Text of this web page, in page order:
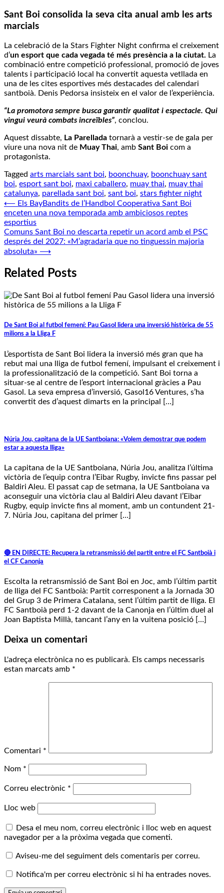
Sant Boi consolida la seva cita anual amb les arts
marcials
La celebració de la Stars Fighter Night confirma el creixement
d’un esport que cada vegada té més presència a la ciutat. La
combinació entre competició professional, promoció de joves
talents i participació local ha convertit aquesta vetllada en
una de les cites esportives més destacades del calendari
santboià. Denis Pedorsa insisteix en el valor de l’experiència.
“La promotora sempre busca garantir qualitat i espectacle. Qui
vingui veurà combats increïbles”, conclou.
Aquest dissabte, La Parellada tornarà a vestir-se de gala per
viure una nova nit de Muay Thai, amb Sant Boi com a
protagonista.
Tagged arts marcials sant boi, boonchuay, boonchuay sant
boi, esport sant boi, maxi caballero, muay thai, muay thai
catalunya, parellada sant boi, sant boi, stars fighter night
Navegació
d'entrades
⟵ Els BayBandits de l’Handbol Cooperativa Sant Boi
enceten una nova temporada amb ambiciosos reptes
esportius
Comuns Sant Boi no descarta repetir un acord amb el PSC
després del 2027: «M’agradaria que no tinguessin majoria
absoluta» ⟶
Related Posts
De Sant Boi al futbol femení: Pau Gasol lidera una inversió històrica de 55
milions a la Lliga F
L’esportista de Sant Boi lidera la inversió més gran que ha
rebut mai una lliga de futbol femení, impulsant el creixement i
la professionalització de la competició. Sant Boi torna a
situar-se al centre de l’esport internacional gràcies a Pau
Gasol. La seva empresa d’inversió, Gasol16 Ventures, s’ha
convertit des d’aquest dimarts en la principal […]
Núria Jou, capitana de la UE Santboiana: «Volem demostrar que podem
estar a aquesta lliga»
La capitana de la UE Santboiana, Núria Jou, analitza l’última
victòria de l’equip contra l’Eibar Rugby, invicte fins passar pel
Baldiri Aleu. El passat cap de setmana, la UE Santboiana va
aconseguir una victòria clau al Baldiri Aleu davant l’Eibar
Rugby, equip invicte fins al moment, amb un contundent 21-
7. Núria Jou, capitana del primer […]
🔴 EN DIRECTE: Recupera la retransmissió del partit entre el FC Santboià i
el CF Canonja
Escolta la retransmissió de Sant Boi en Joc, amb l’últim partit
de lliga del FC Santboià: Partit corresponent a la Jornada 30
del Grup 3 de Primera Catalana, sent l’últim partit de lliga. El
FC Santboià perd 1-2 davant de la Canonja en l’últim duel al
Joan Baptista Millà, tancant l’any en la vuitena posició […]
Deixa un comentari
L'adreça electrònica no es publicarà. Els camps necessaris
estan marcats amb *
Comentari *
Nom *
Correu electrònic *
Lloc web
Desa el meu nom, correu electrònic i lloc web en aquest
navegador per a la pròxima vegada que comenti.
Aviseu-me del seguiment dels comentaris per correu.
Notifica'm per correu electrònic si hi ha entrades noves.